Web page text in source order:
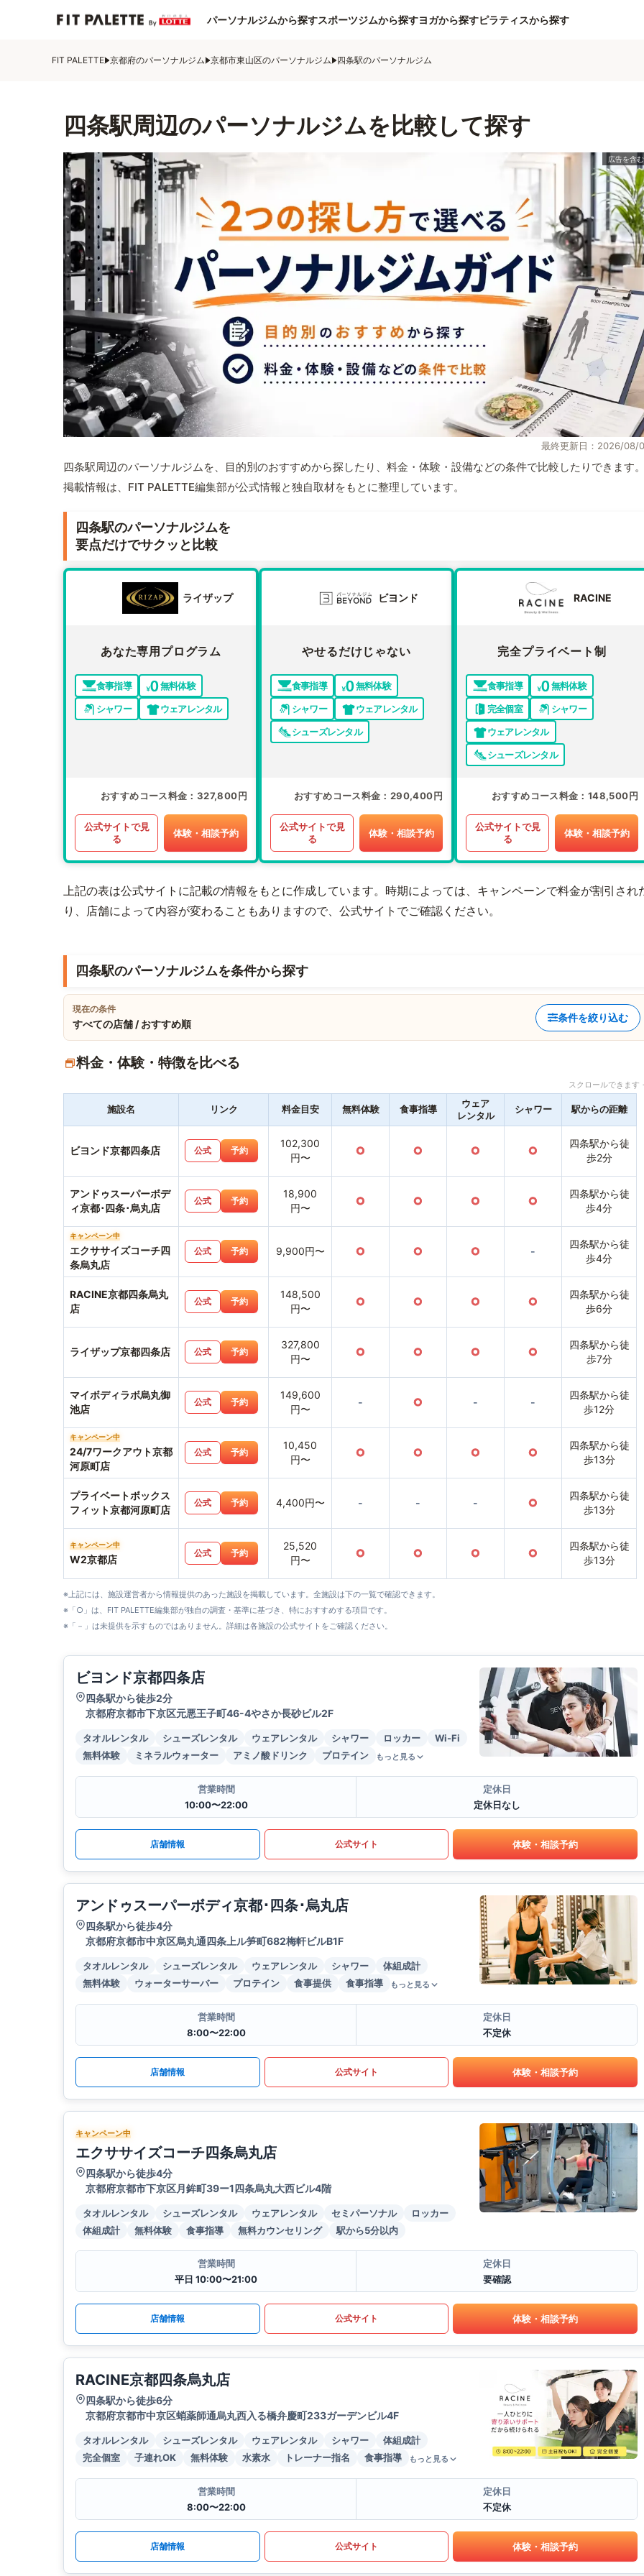
パーソナルジムから探すスポーツジムから探すヨガから探すピラティスから探す
FIT PALETTE 京都府のパーソナルジム 京都市東山区のパーソナルジム 四条駅のパーソナルジム
四条駅周辺のパーソナルジムを比較して探す
最終更新日：2026/08/
四条駅周辺のパーソナルジムを、目的別のおすすめから探したり、料金・体験・設備などの条件で比較したりできます
掲載情報は、FIT PALETTE編集部が公式情報と独自取材をもとに整理しています。
四条駅のパーソナルジムを
要点だけでサクッと比較
ライザップ
あなた専用プログラム
食事指導
無料体験
シャワー
ウェアレンタル
おすすめコース料金 327,800円
公式サイトで見
る
体験・相談予約
ビヨンド
やせるだけじゃない
食事指導
無料体験
シャワー
ウェアレンタル
シューズレンタル
おすすめコース料金 290,400円
公式サイトで見
る
体験・相談予約
RACINE
完全プライベート制
食事指導
無料体験
完全個室
シャワー
ウェアレンタル
シューズレンタル
おすすめコース料金 148,500円
公式サイトで見
る
体験・相談予約
上記の表は公式サイトに記載の情報をもとに作成しています。時期によっては、キャンペーンで料金が割引され
り、店舗によって内容が変わることもありますので、公式サイトでご確認ください。
四条駅のパーソナルジムを条件から探す
現在の条件
すべての店舗 / おすすめ順
条件を絞り込む
料金・体験・特徴を比べる
スクロールできま
施設名 リンク 料金目安 無料体験 食事指導
ウェア
レンタル
シャワー 駅からの距離
ビヨンド京都四条店 公式 予約
102,300
円〜
○ ○ ○ ○
四条駅から徒
歩2分
アンドゥスーパーボデ
ィ京都･四条･烏丸店
公式 予約
18,900
円〜
○ ○ ○ ○
四条駅から徒
歩4分
キャンペーン中
エクササイズコーチ四
条烏丸店
公式 予約 9,900円〜 ○ ○ ○ -
四条駅から徒
歩4分
RACINE京都四条烏丸
店
公式 予約
148,500
円〜
○ ○ ○ ○
四条駅から徒
歩6分
ライザップ京都四条店 公式 予約
327,800
円〜
○ ○ ○ ○
四条駅から徒
歩7分
マイボディラボ烏丸御
池店
公式 予約
149,600
円〜
- ○ - -
四条駅から徒
歩12分
キャンペーン中
24/7ワークアウト京都
河原町店
公式 予約
10,450
円〜
○ ○ ○ ○
四条駅から徒
歩13分
プライベートボックス
フィット京都河原町店
公式 予約 4,400円〜 - - - ○
四条駅から徒
歩13分
キャンペーン中
W2京都店
公式 予約
25,520
円〜
○ ○ ○ ○
四条駅から徒
歩13分
※上記には、施設運営者から情報提供のあった施設を掲載しています。全施設は下の一覧で確認できます。
※「○」は、FIT PALETTE編集部が独自の調査・基準に基づき、特におすすめする項目です。
※「－」は未提供を示すものではありません。詳細は各施設の公式サイトをご確認ください。
ビヨンド京都四条店
四条駅から徒歩2分
京都府京都市下京区元悪王子町46-4やさか長砂ビル2F
タオルレンタル シューズレンタル ウェアレンタル シャワー ロッカー
Wi-Fi
無料体験
ミネラルウォーター アミノ酸ドリンク プロテイン もっと見る
営業時間
10:00〜22:00
定休日
定休日なし
店舗情報 公式サイト 体験・相談予約
アンドゥスーパーボディ京都･四条･烏丸店
四条駅から徒歩4分
京都府京都市中京区烏丸通四条上ル笋町682梅軒ビルB1F
タオルレンタル シューズレンタル ウェアレンタル シャワー
体組成計
無料体験
ウォーターサーバー プロテイン 食事提供 食事指導 もっと見る
営業時間
8:00〜22:00
定休日
不定休
店舗情報 公式サイト 体験・相談予約
キャンペーン中
エクササイズコーチ四条烏丸店
四条駅から徒歩4分
京都府京都市下京区月鉾町39ー1四条烏丸大西ビル4階
タオルレンタル シューズレンタル ウェアレンタル セミパーソナル
ロッカー
体組成計
無料体験 食事指導 無料カウンセリング 駅から5分以内
営業時間
平日 10:00〜21:00
定休日
要確認
店舗情報 公式サイト 体験・相談予約
RACINE京都四条烏丸店
四条駅から徒歩6分
京都府京都市中京区蛸薬師通烏丸西入る橋弁慶町233ガーデンビル4F
タオルレンタル シューズレンタル ウェアレンタル シャワー
体組成計
完全個室
子連れOK 無料体験 水素水 トレーナー指名 食事指導 もっと見る
営業時間
8:00〜22:00
定休日
不定休
店舗情報 公式サイト 体験・相談予約